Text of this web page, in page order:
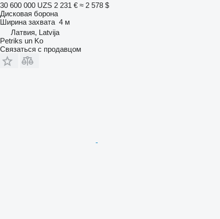
30 600 000 UZS 2 231 € ≈ 2 578 $
Дисковая борона
Ширина захвата 4 м
Латвия, Latvija
Petriks un Ko
Связаться с продавцом